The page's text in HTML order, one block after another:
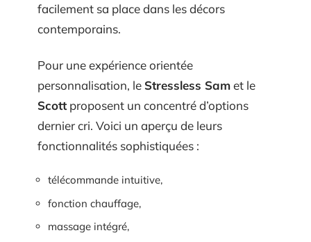
facilement sa place dans les décors
contemporains.
Pour une expérience orientée
personnalisation, le Stressless Samet le
Scottproposent un concentré d’options
dernier cri. Voici un aperçu de leurs
fonctionnalités sophistiquées :
télécommande intuitive,
fonction chauffage,
massage intégré,